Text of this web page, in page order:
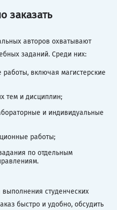
заказать
авторов охватывают
заданий. Среди них:
включая магистерские
тем и дисциплин;
и индивидуальные
работы;
по отдельным
студенческих
быстро и удобно, обсудить